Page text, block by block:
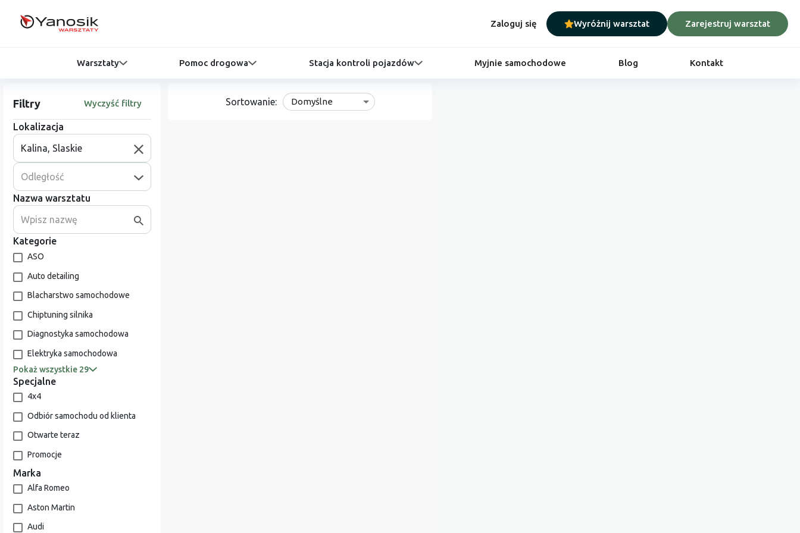
Zaloguj się Wyróżnij warsztat Zarejestruj warsztat
Warsztaty Pomoc drogowa Stacja kontroli pojazdów Myjnie samochodowe Blog Kontakt
Filtry Wyczyść filtry
Lokalizacja
Odległość
Nazwa warsztatu
Kategorie
ASO
Auto detailing
Blacharstwo samochodowe
Chiptuning silnika
Diagnostyka samochodowa
Elektryka samochodowa
Pokaż wszystkie 29
Specjalne
4x4
Odbiór samochodu od klienta
Otwarte teraz
Promocje
Marka
Alfa Romeo
Aston Martin
Audi
Sortowanie: Domyślne